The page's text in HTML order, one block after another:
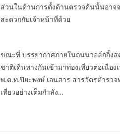
ส่วนในด้านการตั้งด้านตรวจค้นนั้นอาจ
สะดวกกับเจ้าหน้าที่ด้วย
ขณะที่ บรรยากาศภายในถนนวอล์กกิ้งส
ชาติเดินทางกันเข้ามาท่องเที่ยวต่อเนื่
พ.ต.ท.ปิยะพงษ์ เอนสาร สารวัตรตำรว
เที่ยวอย่างเต็มกำลัง…